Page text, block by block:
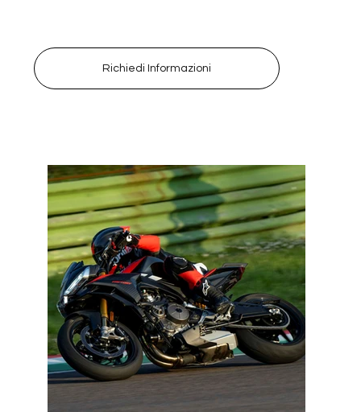
Richiedi Informazioni